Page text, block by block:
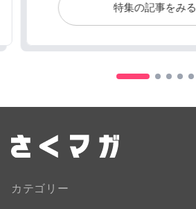
特集の記事をみる
カテゴリー